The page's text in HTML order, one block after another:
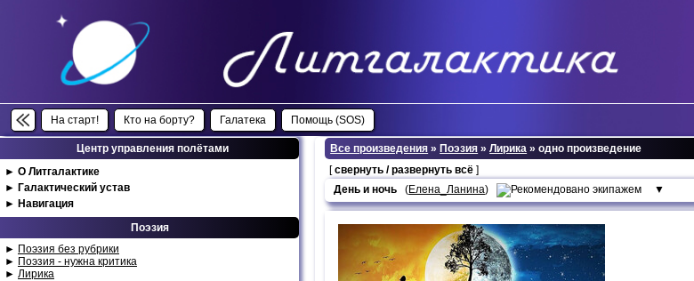
На старт! Кто на борту? Галатека Помощь (SOS)
Центр управления полётами
► О Литгалактике
► Галактический устав
► Навигация
Поэзия
► Поэзия без рубрики
► Поэзия - нужна критика
► Лирика
Все произведения »Поэзия »Лирика » одно произведение
[свернуть / развернуть всё ]
День и ночь (Елена_Ланина) ▼